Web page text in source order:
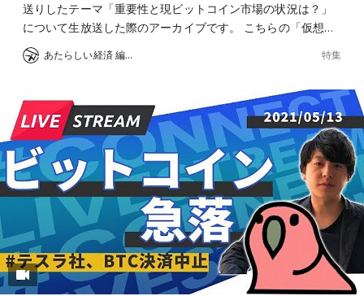
送りしたテーマ「重要性と現ビットコイン市場の状況は？」
について生放送した際のアーカイブです。 こちらの「仮想…
あたらしい経済 編集部 特集